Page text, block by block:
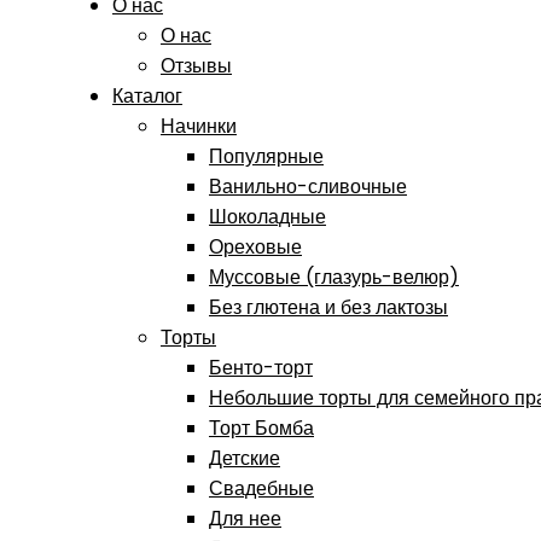
О нас
О нас
Отзывы
Каталог
Начинки
Популярные
Ванильно-сливочные
Шоколадные
Ореховые
Муссовые (глазурь-велюр)
Без глютена и без лактозы
Торты
Бенто-торт
Небольшие торты для семейного
Торт Бомба
Детские
Свадебные
Для нее